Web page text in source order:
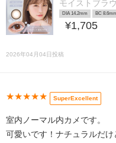
モイストブラ
DIA 14.2mm BC
¥1,705
2026年04月04日投稿
★★★★★ SuperExcellent
室内ノーマル内カメです。
可愛いです！ナチュラルだ